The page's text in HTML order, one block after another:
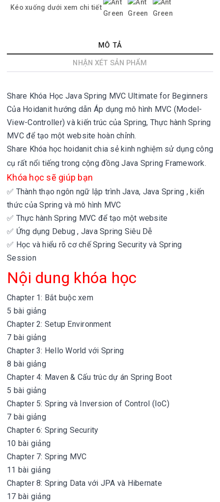
Kéo xuống dưới xem chi tiết
MÔ TẢ
NHẬN XÉT SẢN PHẨM
Share Khóa Học Java Spring MVC Ultimate for Beginners
Của Hoidanit hướng dẫn Áp dụng mô hình MVC (Model-
View-Controller) và kiến trúc của Spring, Thực hành Spring
MVC để tạo một website hoàn chỉnh.
Share Khóa học hoidanit chia sẻ kinh nghiệm sử dụng công
cụ rất nổi tiếng trong cộng đồng Java Spring Framework.
Khóa học sẽ giúp bạn
✅ Thành thạo ngôn ngữ lập trình Java, Java Spring , kiến
thức của Spring và mô hình MVC
✅ Thực hành Spring MVC để tạo một website
✅ Ứng dụng Debug , Java Spring Siêu Dễ
✅ Học và hiểu rõ cơ chế Spring Security và Spring
Session
Nội dung khóa học
Chapter 1: Bắt buộc xem
5 bài giảng
Chapter 2: Setup Environment
7 bài giảng
Chapter 3: Hello World với Spring
8 bài giảng
Chapter 4: Maven & Cấu trúc dự án Spring Boot
5 bài giảng
Chapter 5: Spring và Inversion of Control (IoC)
7 bài giảng
Chapter 6: Spring Security
10 bài giảng
Chapter 7: Spring MVC
11 bài giảng
Chapter 8: Spring Data với JPA và Hibernate
17 bài giảng